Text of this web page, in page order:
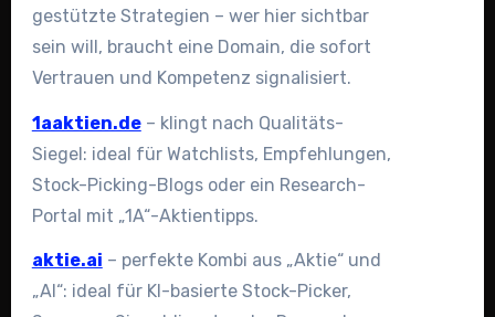
gestützte Strategien – wer hier sichtbar
sein will, braucht eine Domain, die sofort
Vertrauen und Kompetenz signalisiert.
1aaktien.de– klingt nach Qualitäts-
Siegel: ideal für Watchlists, Empfehlungen,
Stock-Picking-Blogs oder ein Research-
Portal mit „1A“-Aktientipps.
aktie.ai – perfekte Kombi aus „Aktie“ und
„AI“: ideal für KI-basierte Stock-Picker,